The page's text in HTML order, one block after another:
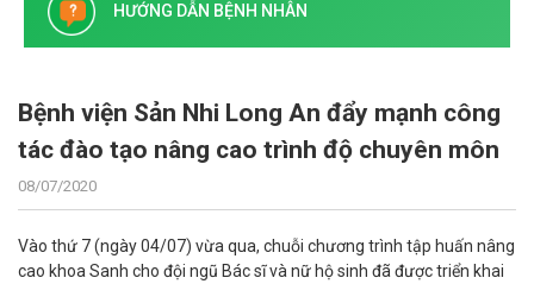
HƯỚNG DẪN BỆNH NHÂN
Bệnh viện Sản Nhi Long An đẩy mạnh công
tác đào tạo nâng cao trình độ chuyên môn
08/07/2020
Vào thứ 7 (ngày 04/07) vừa qua, chuỗi chương trình tập huấn nâng
cao khoa Sanh cho đội ngũ Bác sĩ và nữ hộ sinh đã được triển khai